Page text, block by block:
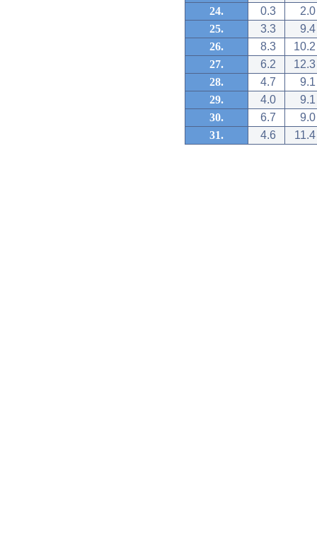
24.
0.3
2.0
25.
3.3
9.4
26.
8.3
10.2
27.
6.2
12.3
28.
4.7
9.1
29.
4.0
9.1
30.
6.7
9.0
31.
4.6 11.4